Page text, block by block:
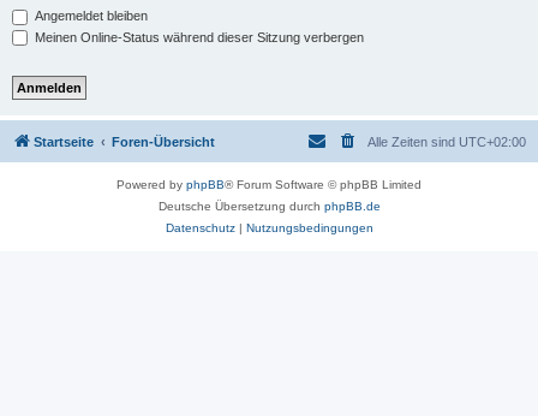
Angemeldet bleiben
Meinen Online-Status während dieser Sitzung verbergen
Startseite Foren-Übersicht Alle Zeiten sind UTC+02:00
Powered by phpBB® Forum Software © phpBB Limited
Deutsche Übersetzung durch phpBB.de
Datenschutz| Nutzungsbedingungen